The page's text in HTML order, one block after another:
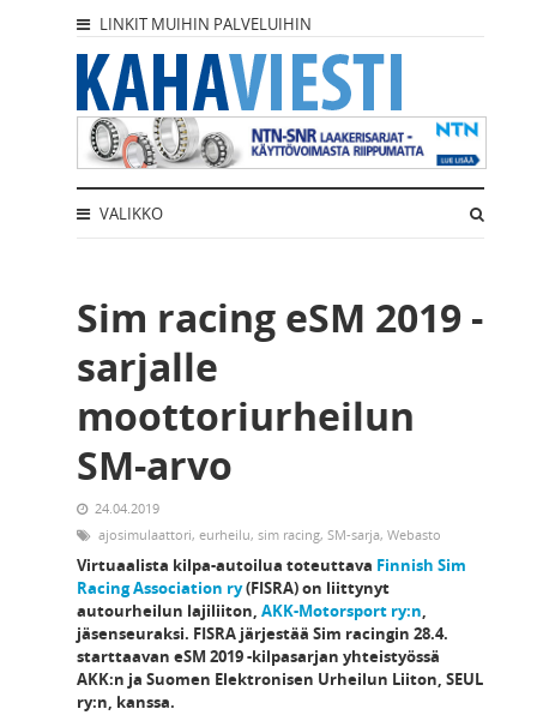
LINKIT MUIHIN PALVELUIHIN
VALIKKO
Sim racing eSM 2019 -
sarjalle
moottoriurheilun
SM-arvo
24.04.2019
ajosimulaattori, eurheilu, sim racing, SM-sarja, Webasto
Virtuaalista kilpa-autoilua toteuttava Finnish Sim
Racing Association ry(FISRA) on liittynyt
autourheilun lajiliiton, AKK-Motorsport ry:n,
jäsenseuraksi. FISRA järjestää Sim racingin 28.4.
starttaavan eSM 2019 -kilpasarjan yhteistyössä
AKK:n ja Suomen Elektronisen Urheilun Liiton, SEUL
ry:n, kanssa.